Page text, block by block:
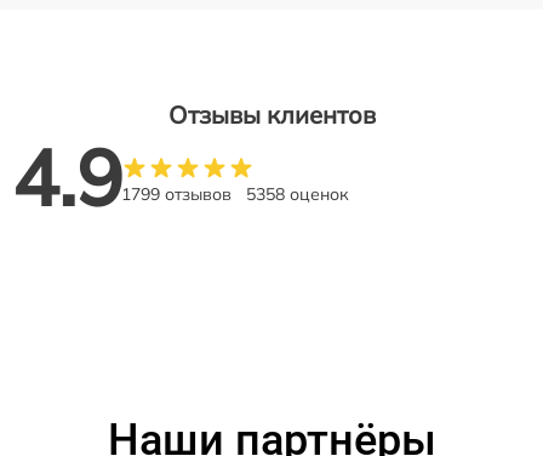
Отзывы клиентов
4.91799 отзывов 5358 оценок
Наши партнёры